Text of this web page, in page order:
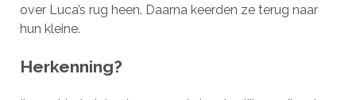
over Luca’s rug heen. Daarna keerden ze terug naar
hun kleine.
Herkenning?